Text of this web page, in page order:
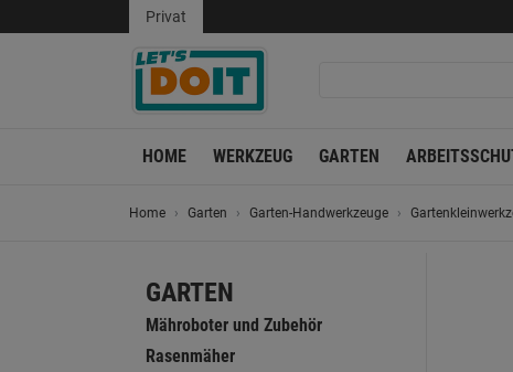
Privat
HOME WERKZEUG GARTEN
Home Garten Garten-Handwerkzeuge
GARTEN
Mähroboter und Zubehör
Rasenmäher